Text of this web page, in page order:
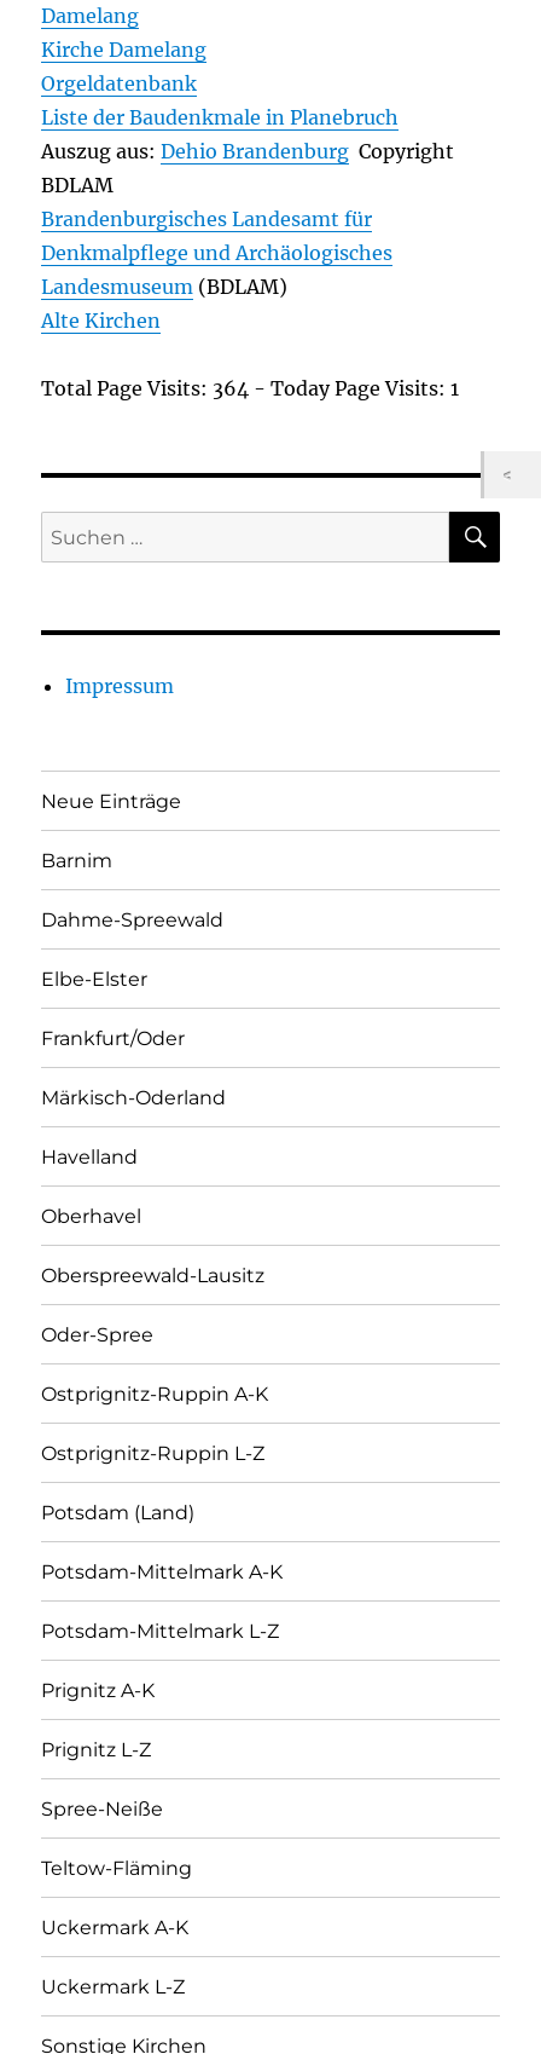
Damelang
Kirche Damelang
Orgeldatenbank
Liste der Baudenkmale in Planebruch
Auszug aus:Dehio Brandenburg Copyright
BDLAM
Brandenburgisches Landesamt für
Denkmalpflege und Archäologisches
Landesmuseum (BDLAM)
Alte Kirchen
Total Page Visits: 364 - Today Page Visits: 1
Suchen
nach:
Impressum
Neue Einträge
Barnim
Dahme-Spreewald
Elbe-Elster
Frankfurt/Oder
Märkisch-Oderland
Havelland
Oberhavel
Oberspreewald-Lausitz
Oder-Spree
Ostprignitz-Ruppin A-K
Ostprignitz-Ruppin L-Z
Potsdam (Land)
Potsdam-Mittelmark A-K
Potsdam-Mittelmark L-Z
Prignitz A-K
Prignitz L-Z
Spree-Neiße
Teltow-Fläming
Uckermark A-K
Uckermark L-Z
Sonstige Kirchen